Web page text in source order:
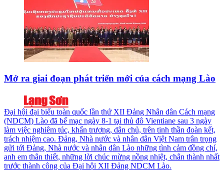
Mở ra giai đoạn phát triển mới của cách mạng Lào
Đại hội đại biểu toàn quốc lần thứ XII Đảng Nhân dân Cách mạng
(NDCM) Lào đã bế mạc ngày 8-1 tại thủ đô Vientiane sau 3 ngày
làm việc nghiêm túc, khẩn trương, dân chủ, trên tinh thần đoàn kết,
trách nhiệm cao. Đảng, Nhà nước và nhân dân Việt Nam trân trọng
gửi tới Đảng, Nhà nước và nhân dân Lào những tình cảm đồng chí,
anh em thân thiết, những lời chúc mừng nồng nhiệt, chân thành nhất
trước thành công của Đại hội XII Đảng NDCM Lào.